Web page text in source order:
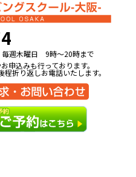
毎週木曜日 9時〜20時まで
申込みも行っております。
折り返しお電話いたします。